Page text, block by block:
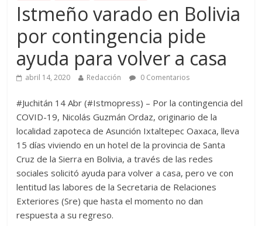
Istmeño varado en Bolivia
por contingencia pide
ayuda para volver a casa
abril 14, 2020 Redacción 0 Comentarios
#Juchitán 14 Abr (#Istmopress) – Por la contingencia del
COVID-19, Nicolás Guzmán Ordaz, originario de la
localidad zapoteca de Asunción Ixtaltepec Oaxaca, lleva
15 días viviendo en un hotel de la provincia de Santa
Cruz de la Sierra en Bolivia, a través de las redes
sociales solicitó ayuda para volver a casa, pero ve con
lentitud las labores de la Secretaria de Relaciones
Exteriores (Sre) que hasta el momento no dan
respuesta a su regreso.